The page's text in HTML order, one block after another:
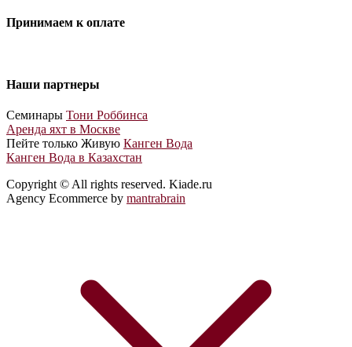
Принимаем к оплате
Наши партнеры
Cеминары Тони Роббинса
Аренда яхт в Москве
Пейте только Живую Канген Вода
Канген Вода в Казахстан
Copyright © All rights reserved. Kiade.ru
Agency Ecommerce by mantrabrain